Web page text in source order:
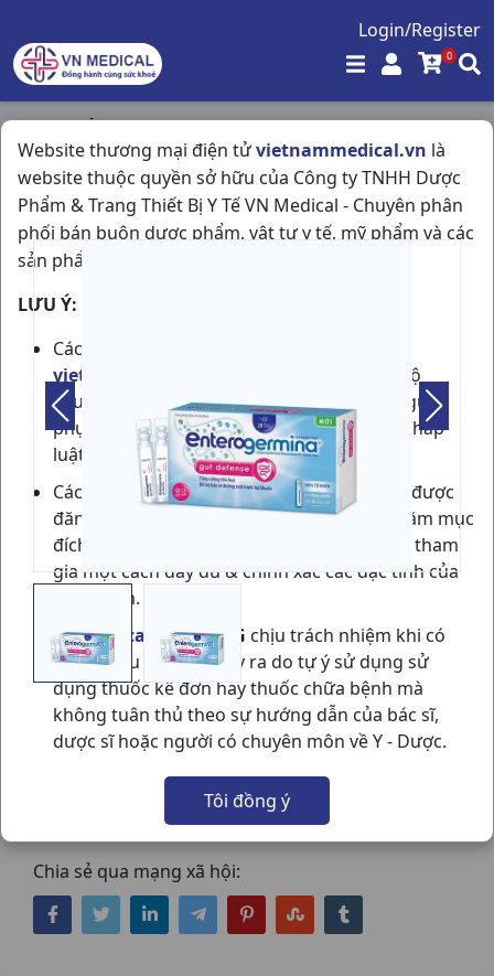
Login/Register
0
Website thương mại điện tửvietnammedical.vn là
website thuộc quyền sở hữu của Công ty TNHH Dược
Phẩm & Trang Thiết Bị Y Tế VN Medical - Chuyên phân
phối bán buôn dược phẩm, vật tư y tế, mỹ phẩm và các
sản phẩm được phép lưu hành tại Việt Nam.
LƯU Ý:
Các thành viên tham gia cộng đồng
vietnammedical.vn
cần phải có đủ trình độ
chuyên môn về dược phẩm hoặc phải có người
phụ trách chuyên môn theo quy định của pháp
luật.
Các thông tin về sản phẩm, giá bán, ưu đãi được
đăng trên website
vietnammedical.vn
nhằm mục
đích cung cấp các thông tin cho thành viên tham
gia một cách đầy đủ & chính xác các đặc tính của
sản phẩm.
VN Medical
sẽKHÔNG chịu trách nhiệm khi có
bất kỳ hậu quả nào xảy ra do tự ý sử dụng sử
dụng thuốc kê đơn hay thuốc chữa bệnh mà
không tuân thủ theo sự hướng dẫn của bác sĩ,
dược sĩ hoặc người có chuyên môn về Y - Dược.
Tôi đồng ý
Trang chủ / Tiêu Hóa - Gan - Mật - Thận /
Enterogermina H20ống5ml Sanofi
ENTEROGERMINA H20ỐNG5ML SANOFI
Tiêu Hóa - Gan - Mật - Thận,
Chia sẻ qua mạng xã hội: